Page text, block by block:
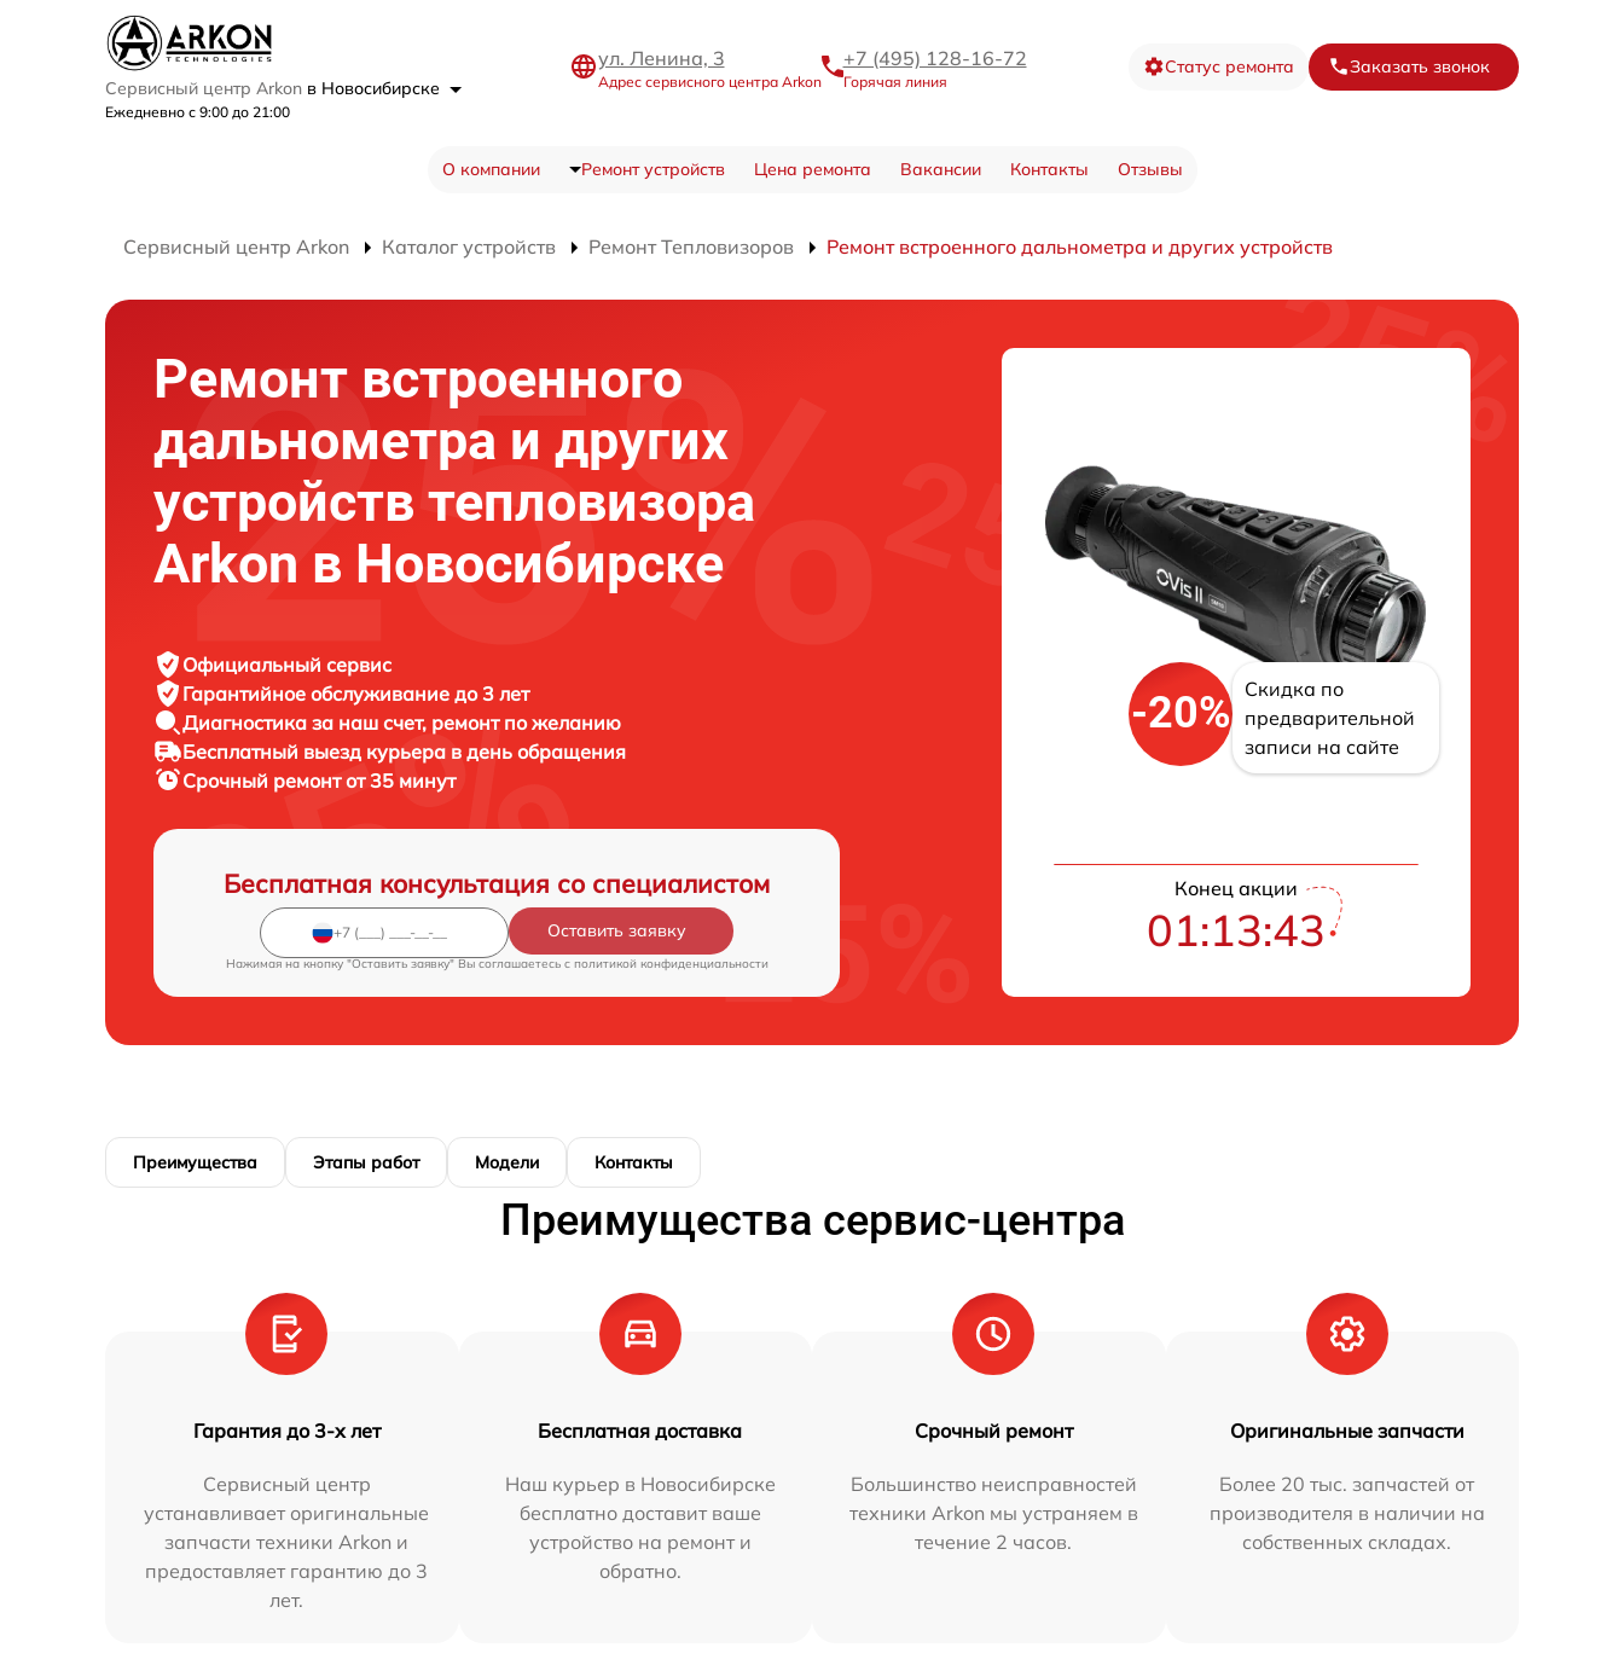
Сервисный центр Arkon в Новосибирске
Ежедневно с 9:00 до 21:00
ул. Ленина, 3
Адрес сервисного центра Arkon
+7 (495) 128-16-72
Горячая линия
Статус ремонта Заказать звонок
О компании Ремонт устройств Цена ремонта Вакансии Контакты Отзывы
Сервисный центр Arkon Каталог устройств Ремонт Тепловизоров Ремонт встроенного дальнометра и других устройств
Ремонт встроенного
дальнометра и других
устройств тепловизора
Arkon в Новосибирске
Официальный сервис
Гарантийное обслуживание до 3 лет
Диагностика за наш счет, ремонт по желанию
Бесплатный выезд курьера в день обращения
Срочный ремонтот 35 минут
Бесплатная консультация со специалистом
Оставить заявку
Нажимая на кнопку "Оставить заявку" Вы соглашаетесь c политикой конфиденциальности
-20%
Скидка по
предварительной
записи на сайте
Конец акции
01:13:42
Преимущества Этапы работ Модели Контакты
Преимущества сервис-центра
Гарантия до 3-х лет
Сервисный центр
устанавливает оригинальные
запчасти техники Arkon и
предоставляет гарантию до 3
лет.
Бесплатная доставка
Наш курьер в Новосибирске
бесплатно доставит ваше
устройство на ремонт и
обратно.
Срочный ремонт
Большинство неисправностей
техники Arkon мы устраняем в
течение 2 часов.
Оригинальные запчасти
Более 20 тыс. запчастей от
производителя в наличии на
собственных складах.